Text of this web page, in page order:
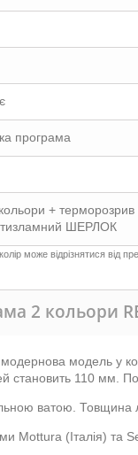
програма
+ терморозрив
ШЕРЛОК
може відрізнятися від
2 кольори
модель у
становить 110 мм.
ватою. Товщина
(Італія) та